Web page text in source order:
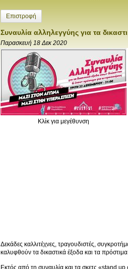
Επιστροφή
Συναυλία αλληλεγγύης για τα
Παρασκευή 18 Δεκ 2020
Κλίκ για μεγέθυνση
Δεκάδες καλλιτέχνες, τραγουδιστές,
καλυφθούν τα δικαστικά έξοδα και τα
Εκτός από τη συναυλία και τα σκετς «stand